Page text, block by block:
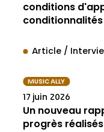
conditions
Article /
MUSIC ALLY
17 juin 2026
Un nouveau
progrès